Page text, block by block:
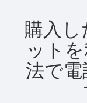
購入
ット
法で